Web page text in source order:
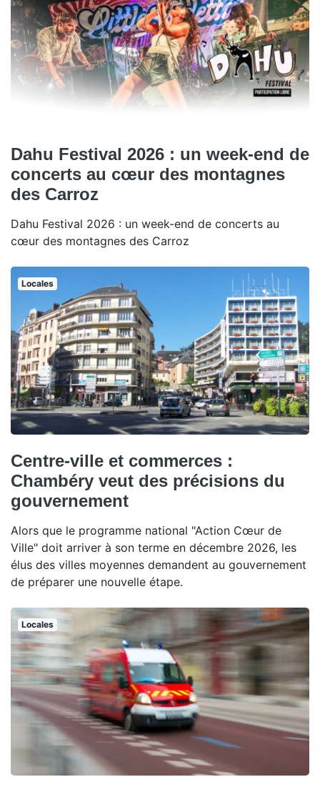
Dahu Festival 2026 : un week-end de
concerts au cœur des montagnes
des Carroz
Dahu Festival 2026 : un week-end de concerts au
cœur des montagnes des Carroz
Locales
Centre-ville et commerces :
Chambéry veut des précisions du
gouvernement
Alors que le programme national "Action Cœur de
Ville" doit arriver à son terme en décembre 2026, les
élus des villes moyennes demandent au gouvernement
de préparer une nouvelle étape.
Locales